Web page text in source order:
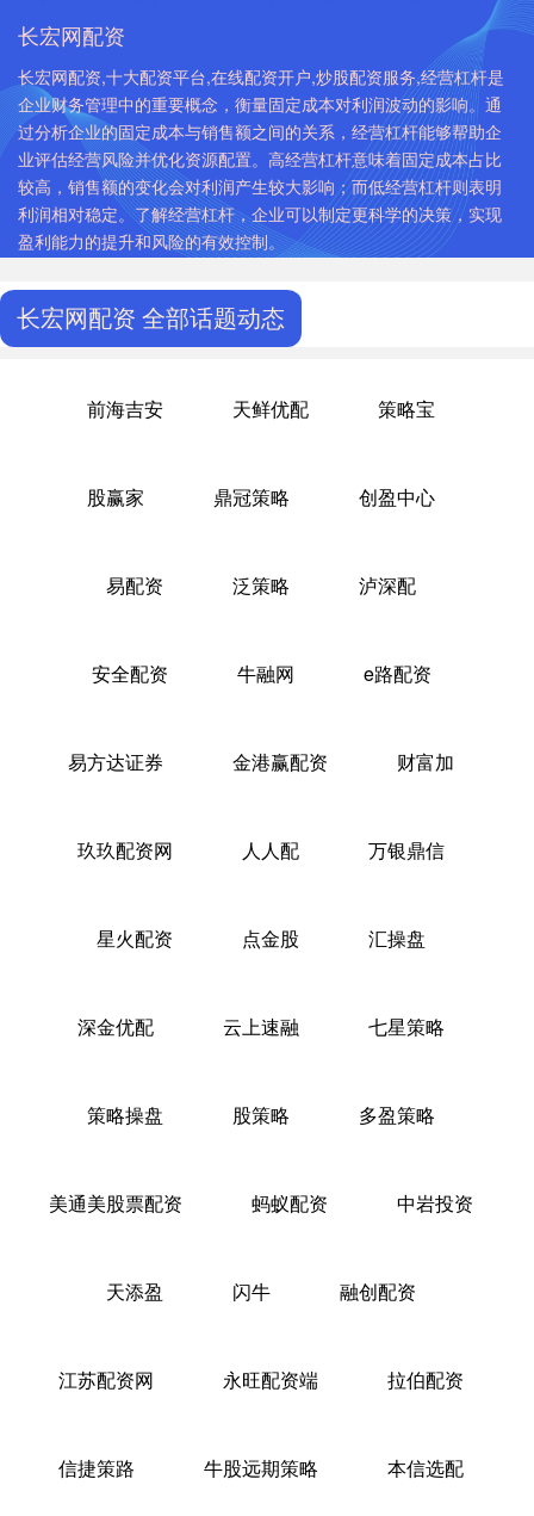
长宏网配资
长宏网配资,十大配资平台,在线配资开户,炒股配资服务,经营杠杆是
企业财务管理中的重要概念，衡量固定成本对利润波动的影响。通
过分析企业的固定成本与销售额之间的关系，经营杠杆能够帮助企
业评估经营风险并优化资源配置。高经营杠杆意味着固定成本占比
较高，销售额的变化会对利润产生较大影响；而低经营杠杆则表明
利润相对稳定。了解经营杠杆，企业可以制定更科学的决策，实现
盈利能力的提升和风险的有效控制。
长宏网配资 全部话题动态
前海吉安 天鲜优配 策略宝
股赢家 鼎冠策略 创盈中心
易配资 泛策略 泸深配
安全配资 牛融网 e路配资
易方达证券 金港赢配资 财富加
玖玖配资网 人人配 万银鼎信
星火配资 点金股 汇操盘
深金优配 云上速融 七星策略
策略操盘 股策略 多盈策略
美通美股票配资 蚂蚁配资 中岩投资
天添盈 闪牛 融创配资
江苏配资网 永旺配资端 拉伯配资
信捷策路 牛股远期策略 本信选配